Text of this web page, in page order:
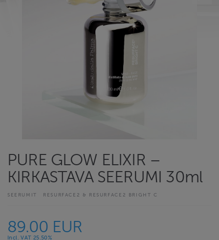
PURE GLOW ELIXIR –
KIRKASTAVA SEERUMI 30ml
SEERUMIT RESURFACE2 & RESURFACE2 BRIGHT C
89.00 EUR
Incl. VAT 25.50%